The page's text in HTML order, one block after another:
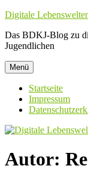
Zum
springen
Digitale
Das BDKJ-Blog zu
Jugendlichen
Menü
Startseite
Impressum
Autor: